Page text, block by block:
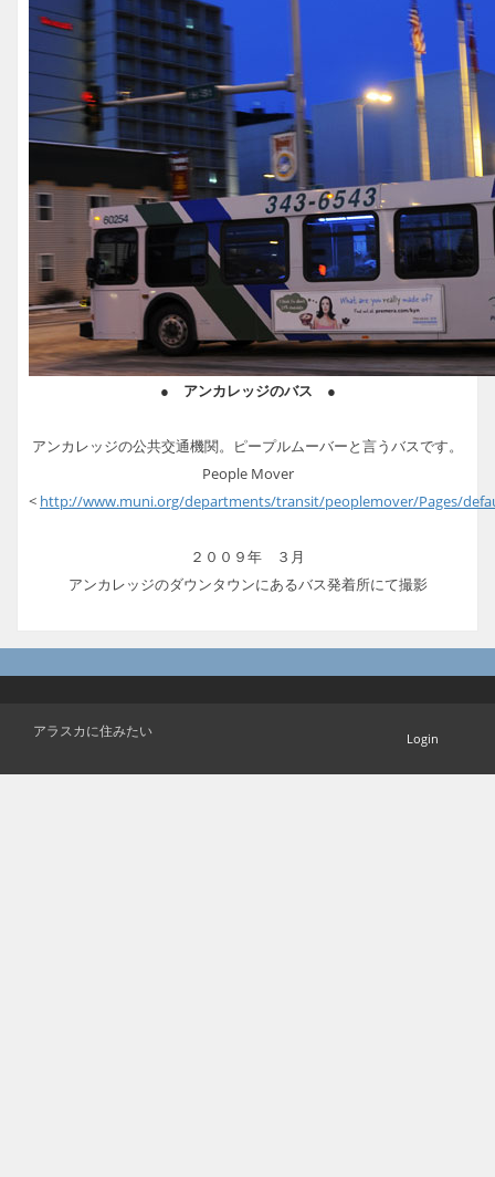
● アンカレッジのバス ●
アンカレッジの公共交通機関。ピープルムーバーと言うバスです。
People Mover
< http://www.muni.org/departments/transit/peoplemover/Pages/
２００９年 ３月
アンカレッジのダウンタウンにあるバス発着所にて撮影
アラスカに住みたい Login